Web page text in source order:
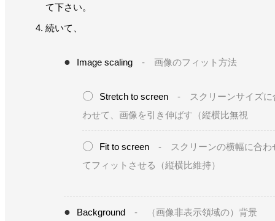
て下さい。
続いて、
Image scaling - 画像のフィット方法
Stretch to screen - スクリーンサイズに
わせて、画像を引き伸ばす（縦横比無視
Fit to screen - スクリーンの横幅に合わ
てフィットさせる（縦横比維持）
Background - （画像非表示領域の）背景